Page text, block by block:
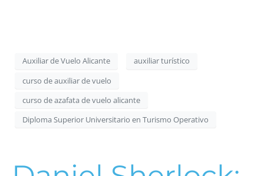
Auxiliar de Vuelo Alicante
auxiliar turístico
curso de auxiliar de vuelo
curso de azafata de vuelo alicante
Diploma Superior Universitario en Turismo Operativo